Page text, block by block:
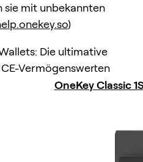
sie mit unbekannten
)
Die ultimative
Vermögenswerten
OneKey Classic